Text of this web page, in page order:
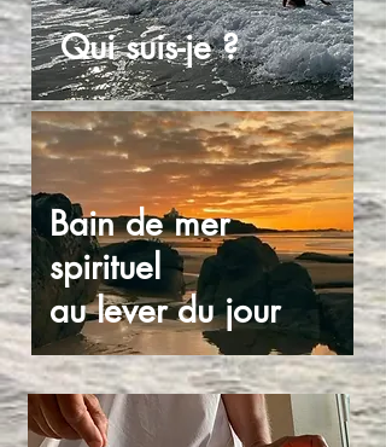
Qui suis-je ?
Bain de mer
spirituel
au lever du jour